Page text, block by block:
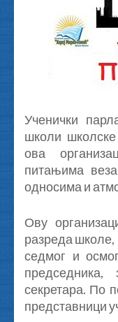
Ученички
школи
ова
питањима
односима и
Ову
разреда школе,
седмог и
председника,
секретара. По
представници